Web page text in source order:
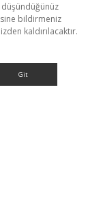
düşündüğünüz
bildirmeniz
kaldırılacaktır.